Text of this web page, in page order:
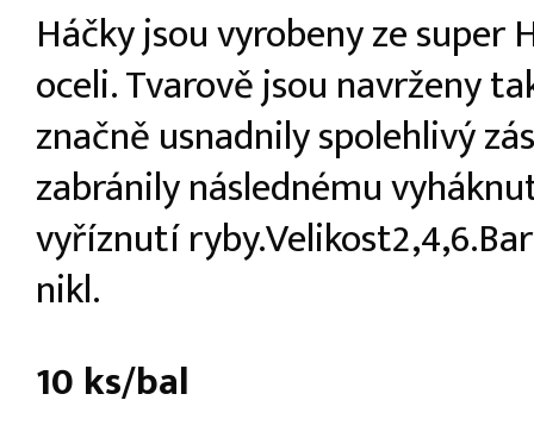
Háčky jsou vyrobeny ze super
oceli. Tvarově jsou navrženy
značně usnadnily spolehlivý
zabránily následnému
vyříznutí
nikl.
10 ks/bal